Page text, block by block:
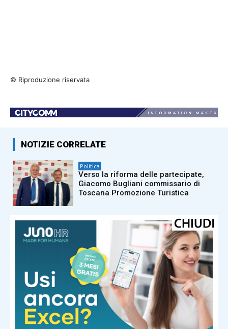
© Riproduzione riservata
NOTIZIE CORRELATE
Politica
Verso la riforma delle partecipate,
Giacomo Bugliani commissario di
Toscana Promozione Turistica
Politica
Toscana, cresce l’effetto Vannacci:
altri amministratori del centrodestra
pronti al salto?
Politica
Opere d’arte trafugate e portate
negli Usa: fra i beni restituiti anche
due tesori toscani